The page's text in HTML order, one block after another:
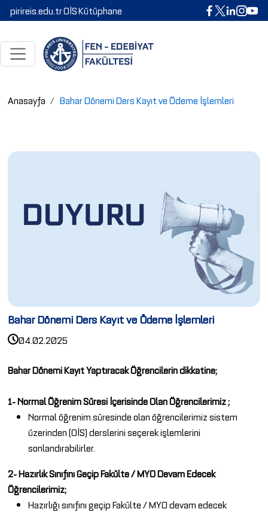
pirireis.edu.trOİSKütüphane
Anasayfa Bahar Dönemi Ders Kayıt ve Ödeme İşlemleri
Bahar Dönemi Ders Kayıt ve Ödeme İşlemleri
04.02.2025
Bahar Dönemi Kayıt Yaptıracak Öğrencilerin dikkatine;
1- Normal Öğrenim Süresi İçerisinde Olan Öğrencilerimiz ;
Normal öğrenim süresinde olan öğrencilerimiz sistem
üzerinden (OİS) derslerini seçerek işlemlerini
sonlandırabilirler.
2- Hazırlık Sınıfını Geçip Fakülte / MYO Devam Edecek
Öğrencilerimiz;
Hazırlığı sınıfını geçip Fakülte / MYO devam edecek